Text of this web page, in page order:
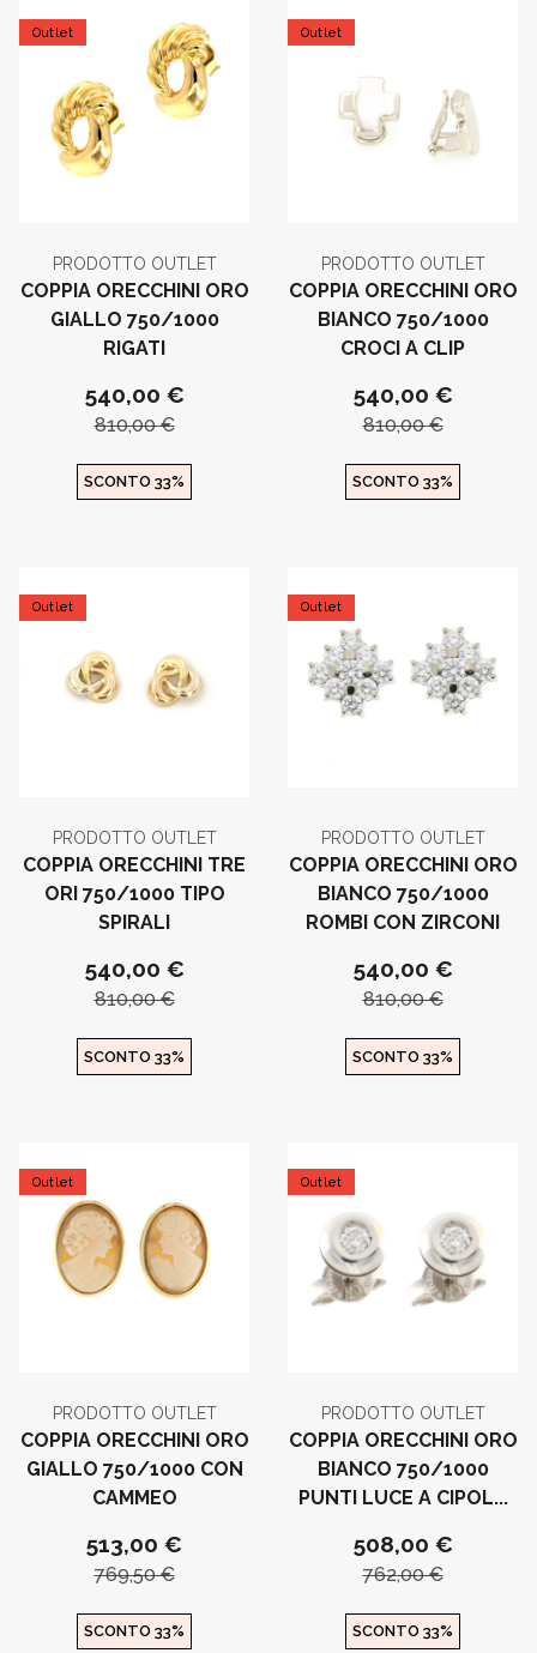
Outlet
PRODOTTO OUTLET
COPPIA ORECCHINI ORO
GIALLO 750/1000
RIGATI
540,00 €
810,00 €
SCONTO 33%
Outlet
PRODOTTO OUTLET
COPPIA ORECCHINI ORO
BIANCO 750/1000
CROCI A CLIP
540,00 €
810,00 €
SCONTO 33%
Outlet
PRODOTTO OUTLET
COPPIA ORECCHINI TRE
ORI 750/1000 TIPO
SPIRALI
540,00 €
810,00 €
SCONTO 33%
Outlet
PRODOTTO OUTLET
COPPIA ORECCHINI ORO
BIANCO 750/1000
ROMBI CON ZIRCONI
540,00 €
810,00 €
SCONTO 33%
Outlet
PRODOTTO OUTLET
COPPIA ORECCHINI ORO
GIALLO 750/1000 CON
CAMMEO
513,00 €
769,50 €
SCONTO 33%
Outlet
PRODOTTO OUTLET
COPPIA ORECCHINI ORO
BIANCO 750/1000
PUNTI LUCE A CIPOL...
508,00 €
762,00 €
SCONTO 33%